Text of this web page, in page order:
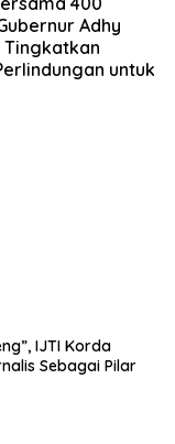
Adhy
untuk
IJTI Korda
Sebagai Pilar